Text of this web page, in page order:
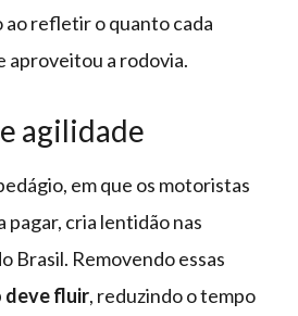
ao refletir o quanto cada
aproveitou a rodovia.
agilidade
em que os motoristas
pagar, cria lentidão nas
Brasil. Removendo essas
fluir, reduzindo o tempo